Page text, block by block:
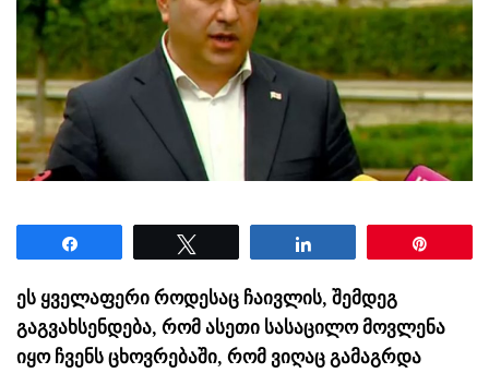
ეს ყველაფერი როდესაც ჩაივლის, შემდეგ
გაგვახსენდება, რომ ასეთი სასაცილო მოვლენა
იყო ჩვენს ცხოვრებაში, რომ ვიღაც გამაგრდა